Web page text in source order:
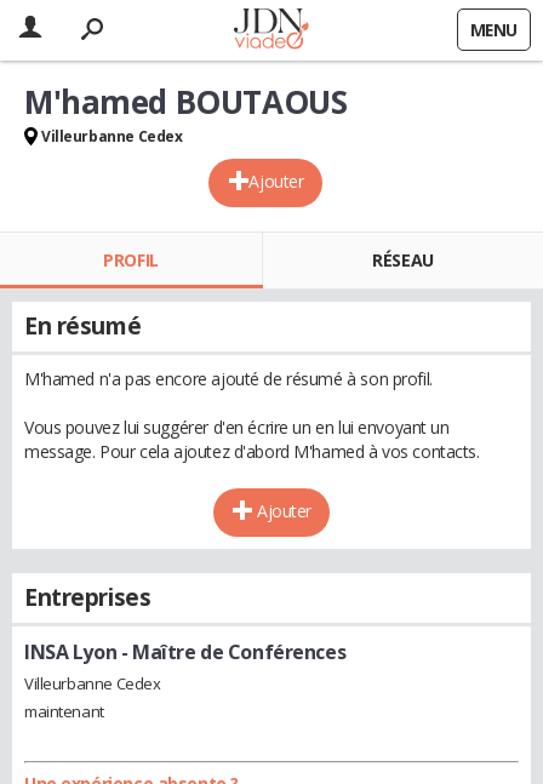
MENU
Ajouter
M'hamed BOUTAOUS
Villeurbanne Cedex
PROFIL RÉSEAU
En résumé
M'hamed n'a pas encore ajouté de résumé à son profil.
Vous pouvez lui suggérer d'en écrire un en lui envoyant un
message. Pour cela ajoutez d'abord M'hamed à vos contacts.
Ajouter
Entreprises
INSA Lyon - Maître de Conférences
Villeurbanne Cedex
maintenant